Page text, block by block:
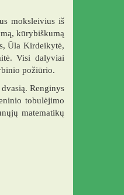
moksleivius iš
kūrybiškumą
Ūla Kirdeikytė,
Visi dalyviai
požiūrio.
Renginys
tobulėjimo
matematikų